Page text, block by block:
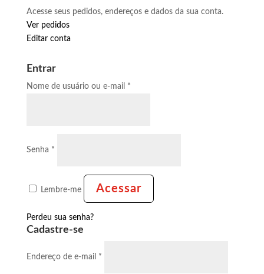
Acesse seus pedidos, endereços e dados da sua conta.
Ver pedidos
Editar conta
Entrar
Nome de usuário ou e-mail *Obrigatório
Senha *
Lembre-me Acessar
Perdeu sua senha?
Cadastre-se
Endereço de e-mail *